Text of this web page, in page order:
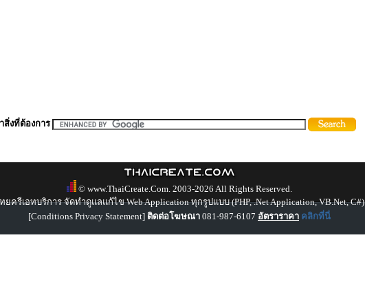
สิ่งที่ต้องการ
© www.ThaiCreate.Com. 2003-2026 All Rights Reserved.
ยครีเอทบริการ จัดทำดูแลแก้ไข Web Application ทุกรูปแบบ (PHP, .Net Application, VB.Net, C#)
[Conditions Privacy Statement] ติดต่อโฆษณา 081-987-6107 อัตราราคา คลิกที่นี่